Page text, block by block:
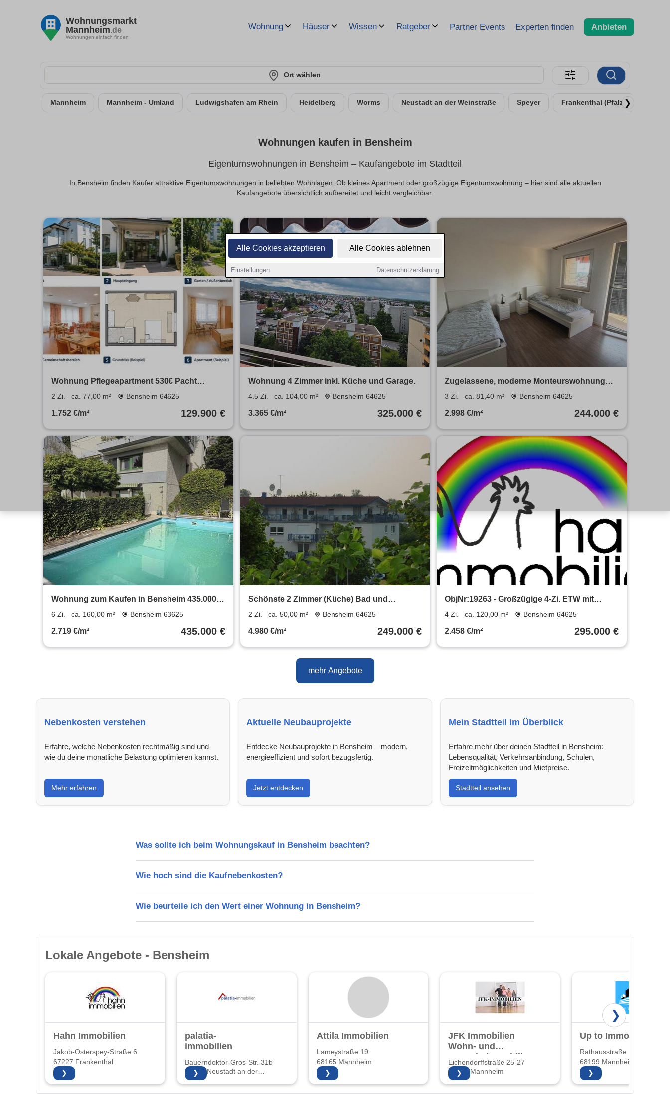
Alle Cookies akzeptieren Alle Cookies ablehnen
Einstellungen Datenschutzerklärung
Wohnungsmarkt
Mannheim.de
Wohnungen einfach finden
Wohnung Häuser Wissen Ratgeber Partner Events Experten finden Anbieten
Ort wählen
Mannheim Mannheim - Umland Ludwigshafen am Rhein Heidelberg Worms Neustadt an der Weinstraße Speyer Frankenthal (Pfalz) ❯
Wohnungen kaufen in Bensheim
Eigentumswohnungen in Bensheim – Kaufangebote im Stadtteil
In Bensheim finden Käufer attraktive Eigentumswohnungen in beliebten Wohnlagen. Ob kleines Apartment oder großzügige Eigentumswohnung – hier sind alle aktuellen
Kaufangebote übersichtlich aufbereitet und leicht vergleichbar.
Wohnung Pflegeapartment 530€ Pacht
Indexiert provisionsfrei
2 Zi. ca. 77,00 m² Bensheim 64625
1.752 €/m² 129.900 €
Wohnung 4 Zimmer inkl. Küche und Garage.
4.5 Zi. ca. 104,00 m² Bensheim 64625
3.365 €/m² 325.000 €
Zugelassene, moderne Monteurswohnung
mit Möbeln und Balkon
3 Zi. ca. 81,40 m² Bensheim 64625
2.998 €/m² 244.000 €
Wohnung zum Kaufen in Bensheim 435.000 €
160 m²
6 Zi. ca. 160,00 m² Bensheim 63625
2.719 €/m² 435.000 €
Schönste 2 Zimmer (Küche) Bad und
Südbalkon in Bensheim - Auerbac
2 Zi. ca. 50,00 m² Bensheim 64625
4.980 €/m² 249.000 €
ObjNr:19263 - Großzügige 4-Zi. ETW mit
Terrasse in Bensheim-SCHÖNBERG
4 Zi. ca. 120,00 m² Bensheim 64625
2.458 €/m² 295.000 €
mehr Angebote
Nebenkosten verstehen
Erfahre, welche Nebenkosten rechtmäßig sind und
wie du deine monatliche Belastung optimieren kannst.
Mehr erfahren
Aktuelle Neubauprojekte
Entdecke Neubauprojekte in Bensheim – modern,
energieeffizient und sofort bezugsfertig.
Jetzt entdecken
Mein Stadtteil im Überblick
Erfahre mehr über deinen Stadtteil in Bensheim:
Lebensqualität, Verkehrsanbindung, Schulen,
Freizeitmöglichkeiten und Mietpreise.
Stadtteil ansehen
Was sollte ich beim Wohnungskauf in Bensheim beachten?
Wie hoch sind die Kaufnebenkosten?
Wie beurteile ich den Wert einer Wohnung in Bensheim?
Lokale Angebote - Bensheim
Hahn Immobilien
Jakob-Osterspey-Straße 6
67227 Frankenthal
❯
palatia-
immobilien
Bauerndoktor-Gros-Str. 31b
67435 Neustadt an der
Weinstraße
❯
Attila Immobilien
Lameystraße 19
68165 Mannheim
❯
JFK Immobilien
Wohn- und
Gewerbeimmobilien
und
Hausverwaltung
Eichendorffstraße 25-27
68167 Mannheim
❯
Up to Immobilien
Rathausstraße 22
68199 Mannheim
❯
❯